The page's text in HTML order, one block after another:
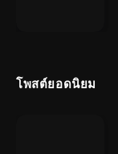
โพสต์ยอดนิยม